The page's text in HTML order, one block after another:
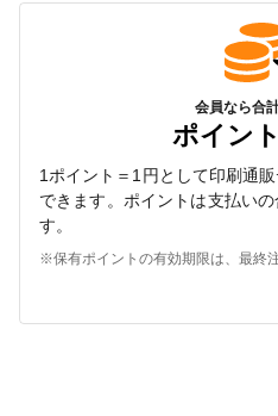
会員なら合
ポイン
1ポイント＝1円として印刷通
できます。ポイントは支払い
す。
※保有ポイントの有効期限は、最終